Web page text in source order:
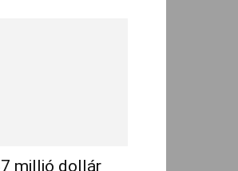
millió dollár